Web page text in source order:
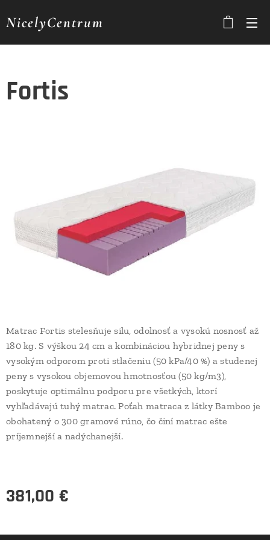
NicelyCentrum
Fortis
Matrac Fortis stelesňuje silu, odolnosť a vysokú nosnosť až
180 kg. S výškou 24 cm a kombináciou hybridnej peny s
vysokým odporom proti stlačeniu (50 kPa/40 %) a studenej
peny s vysokou objemovou hmotnosťou (50 kg/m3),
poskytuje optimálnu podporu pre všetkých, ktorí
vyhľadávajú tuhý matrac. Poťah matraca z látky Bamboo je
obohatený o 300 gramové rúno, čo činí matrac ešte
príjemnejší a nadýchanejší.
381,00 €